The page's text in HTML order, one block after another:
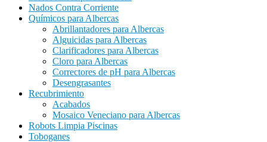
Nados Contra Corriente
Químicos para Albercas
Abrillantadores para Albercas
Alguicidas para Albercas
Clarificadores para Albercas
Cloro para Albercas
Correctores de pH para Albercas
Desengrasantes
Recubrimiento
Acabados
Mosaico Veneciano para Albercas
Robots Limpia Piscinas
Toboganes